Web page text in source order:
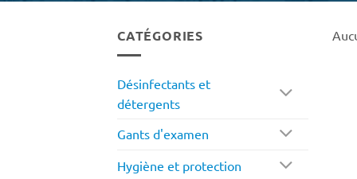
CATÉGORIES
Désinfectants et
détergents
Gants d'examen
Hygiène et protection